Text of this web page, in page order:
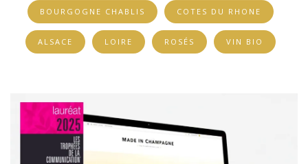
BOURGOGNE CHABLIS COTES DU RHONE
ALSACE LOIRE ROSÉS VIN BIO